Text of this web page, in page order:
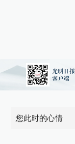
您此时的心情